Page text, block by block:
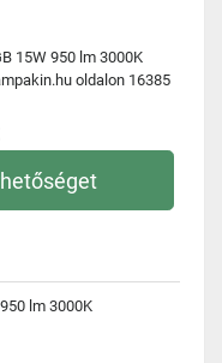
15W 950 lm 3000K
oldalon 16385
lm 3000K